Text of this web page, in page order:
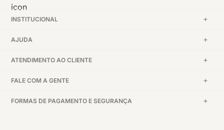
INSTITUCIONAL
AJUDA
ATENDIMENTO AO CLIENTE
FALE COM A GENTE
FORMAS DE PAGAMENTO E SEGURANÇA